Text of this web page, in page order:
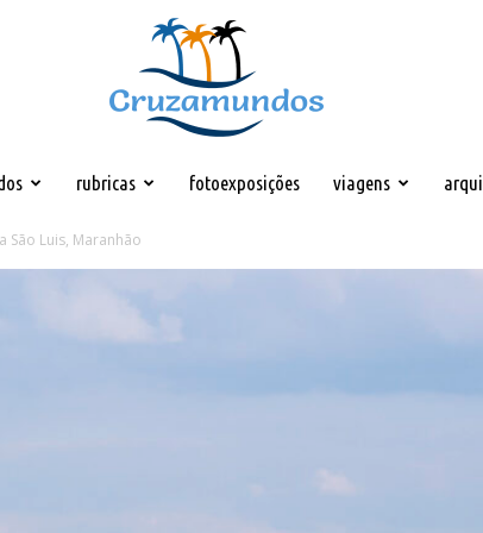
rubricas fotoexposições viagens
São Luis, Maranhão